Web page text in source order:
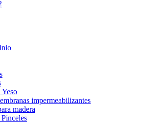
Yeso
impermeabilizantes
madera